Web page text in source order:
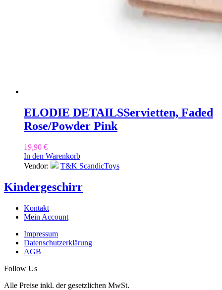
ELODIE DETAILSServietten, Faded
Rose/Powder Pink
19,90 €
In den Warenkorb
Vendor:
T&K ScandicToys
Kindergeschirr
Kontakt
Mein Account
Impressum
Datenschutzerklärung
AGB
Follow Us
Alle Preise inkl. der gesetzlichen MwSt.